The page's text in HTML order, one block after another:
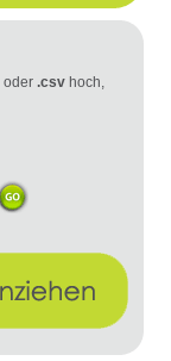
oder .csv hoch,